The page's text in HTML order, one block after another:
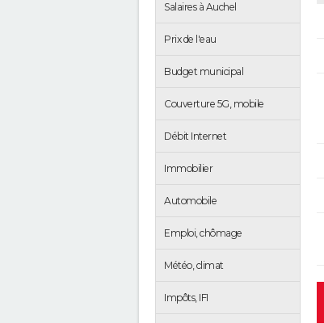
Salaires à Auchel
Prix de l'eau
Budget municipal
Couverture 5G, mobile
Débit Internet
Immobilier
Automobile
Emploi, chômage
Météo, climat
Impôts, IFI